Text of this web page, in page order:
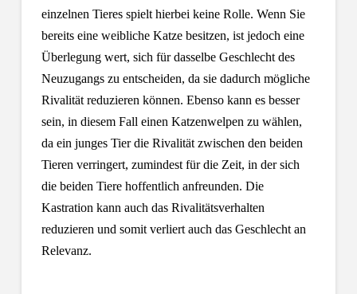
einzelnen Tieres spielt hierbei keine Rolle. Wenn Sie
bereits eine weibliche Katze besitzen, ist jedoch eine
Überlegung wert, sich für dasselbe Geschlecht des
Neuzugangs zu entscheiden, da sie dadurch mögliche
Rivalität reduzieren können. Ebenso kann es besser
sein, in diesem Fall einen Katzenwelpen zu wählen,
da ein junges Tier die Rivalität zwischen den beiden
Tieren verringert, zumindest für die Zeit, in der sich
die beiden Tiere hoffentlich anfreunden. Die
Kastration kann auch das Rivalitätsverhalten
reduzieren und somit verliert auch das Geschlecht an
Relevanz.